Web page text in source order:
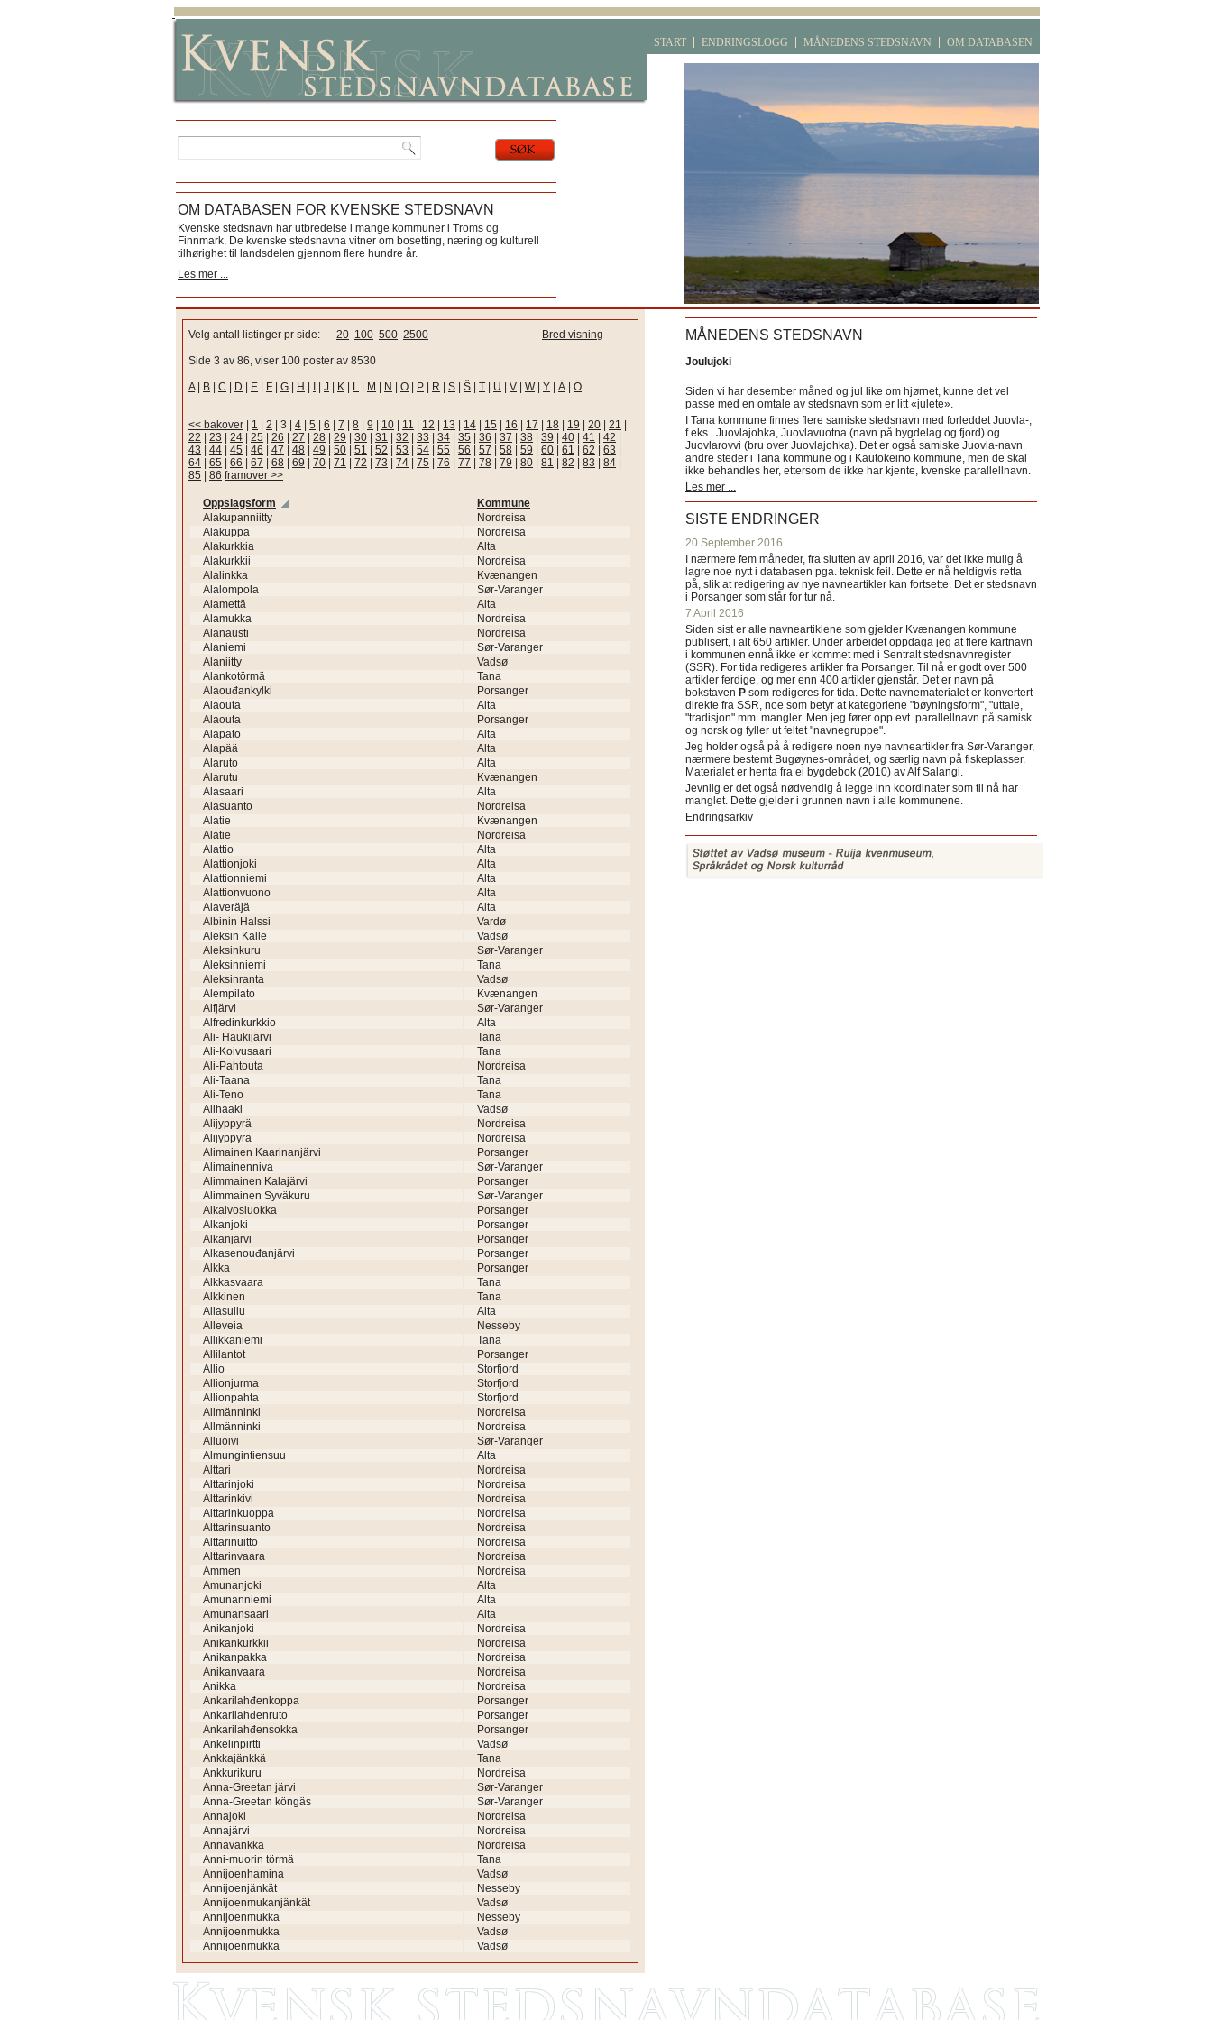
OM DATABASEN FOR KVENSKE STEDSNAVN
Kvenske stedsnavn har utbredelse i mange kommuner i Troms og
Finnmark. De kvenske stedsnavna vitner om bosetting, næring og kulturell
tilhørighet til landsdelen gjennom flere hundre år.
Les mer ...
START ENDRINGSLOGG MÅNEDENS STEDSNAVN OM DATABASEN
Bred visning
Velg antall listinger pr side: 20 100 500 2500
Side 3 av 86, viser 100 poster av 8530
A| B C D E F G H J K L M N O P R S Š T U V W| Y Ä Ö
<< bakover 1 2 3 4 5 6 7 8 9 10 11 12 13 14 15 16 17 18 19 20 21
22
23 24 25 26 27 28 29 30 31 32 33 34 35 36 37 38 39 40 41 42
43
44 45 46 47 48 49 50 51 52 53 54 55 56 57 58 59 60 61 62 63
64
65 66 67 68 69 70 71 72 73 74 75 76 77 78 79 80 81 82 83 84
85
86 framover >>
Oppslagsform
Kommune
Alakupanniitty
Nordreisa
Alakuppa
Nordreisa
Alakurkkia
Alta
Alakurkkii
Nordreisa
Alalinkka
Kvænangen
Alalompola
Sør-Varanger
Alamettä
Alta
Alamukka
Nordreisa
Alanausti
Nordreisa
Alaniemi
Sør-Varanger
Alaniitty
Vadsø
Alankotörmä
Tana
Alaouđankylki
Porsanger
Alaouta
Alta
Alaouta
Porsanger
Alapato
Alta
Alapää
Alta
Alaruto
Alta
Alarutu
Kvænangen
Alasaari
Alta
Alasuanto
Nordreisa
Alatie
Kvænangen
Alatie
Nordreisa
Alattio
Alta
Alattionjoki
Alta
Alattionniemi
Alta
Alattionvuono
Alta
Alaveräjä
Alta
Albinin Halssi
Vardø
Aleksin Kalle
Vadsø
Aleksinkuru
Sør-Varanger
Aleksinniemi
Tana
Aleksinranta
Vadsø
Alempilato
Kvænangen
Alfjärvi
Sør-Varanger
Alfredinkurkkio
Alta
Ali- Haukijärvi
Tana
Ali-Koivusaari
Tana
Ali-Pahtouta
Nordreisa
Ali-Taana
Tana
Ali-Teno
Tana
Alihaaki
Vadsø
Alijyppyrä
Nordreisa
Alijyppyrä
Nordreisa
Alimainen Kaarinanjärvi
Porsanger
Alimainenniva
Sør-Varanger
Alimmainen Kalajärvi
Porsanger
Alimmainen Syväkuru
Sør-Varanger
Alkaivosluokka
Porsanger
Alkanjoki
Porsanger
Alkanjärvi
Porsanger
Alkasenouđanjärvi
Porsanger
Alkka
Porsanger
Alkkasvaara
Tana
Alkkinen
Tana
Allasullu
Alta
Alleveia
Nesseby
Allikkaniemi
Tana
Allilantot
Porsanger
Allio
Storfjord
Allionjurma
Storfjord
Allionpahta
Storfjord
Allmänninki
Nordreisa
Allmänninki
Nordreisa
Alluoivi
Sør-Varanger
Almungintiensuu
Alta
Alttari
Nordreisa
Alttarinjoki
Nordreisa
Alttarinkivi
Nordreisa
Alttarinkuoppa
Nordreisa
Alttarinsuanto
Nordreisa
Alttarinuitto
Nordreisa
Alttarinvaara
Nordreisa
Ammen
Nordreisa
Amunanjoki
Alta
Amunanniemi
Alta
Amunansaari
Alta
Anikanjoki
Nordreisa
Anikankurkkii
Nordreisa
Anikanpakka
Nordreisa
Anikanvaara
Nordreisa
Anikka
Nordreisa
Ankarilahđenkoppa
Porsanger
Ankarilahđenruto
Porsanger
Ankarilahđensokka
Porsanger
Ankelinpirtti
Vadsø
Ankkajänkkä
Tana
Ankkurikuru
Nordreisa
Anna-Greetan järvi
Sør-Varanger
Anna-Greetan köngäs
Sør-Varanger
Annajoki
Nordreisa
Annajärvi
Nordreisa
Annavankka
Nordreisa
Anni-muorin törmä
Tana
Annijoenhamina
Vadsø
Annijoenjänkät
Nesseby
Annijoenmukanjänkät
Vadsø
Annijoenmukka
Nesseby
Annijoenmukka
Vadsø
Annijoenmukka
Vadsø
MÅNEDENS STEDSNAVN
Joulujoki
Siden vi har desember måned og jul like om hjørnet, kunne det vel
passe med en omtale av stedsnavn som er litt «julete».
I Tana kommune finnes flere samiske stedsnavn med forleddet Juovla-,
f.eks. Juovlajohka, Juovlavuotna (navn på bygdelag og fjord) og
Juovlarovvi (bru over Juovlajohka). Det er også samiske Juovla-navn
andre steder i Tana kommune og i Kautokeino kommune, men de skal
ikke behandles her, ettersom de ikke har kjente, kvenske parallellnavn.
Les mer ...
SISTE ENDRINGER
20 September 2016
I nærmere fem måneder, fra slutten av april 2016, var det ikke mulig å
lagre noe nytt i databasen pga. teknisk feil. Dette er nå heldigvis retta
på, slik at redigering av nye navneartikler kan fortsette. Det er stedsnavn
i Porsanger som står for tur nå.
7 April 2016
Siden sist er alle navneartiklene som gjelder Kvænangen kommune
publisert, i alt 650 artikler. Under arbeidet oppdaga jeg at flere kartnavn
i kommunen ennå ikke er kommet med i Sentralt stedsnavnregister
(SSR). For tida redigeres artikler fra Porsanger. Til nå er godt over 500
artikler ferdige, og mer enn 400 artikler gjenstår. Det er navn på
bokstaven P som redigeres for tida. Dette navnematerialet er konvertert
direkte fra SSR, noe som betyr at kategoriene "bøyningsform", "uttale,
"tradisjon" mm. mangler. Men jeg fører opp evt. parallellnavn på samisk
og norsk og fyller ut feltet "navnegruppe".
Jeg holder også på å redigere noen nye navneartikler fra Sør-Varanger,
nærmere bestemt Bugøynes-området, og særlig navn på fiskeplasser.
Materialet er henta fra ei bygdebok (2010) av Alf Salangi.
Jevnlig er det også nødvendig å legge inn koordinater som til nå har
manglet. Dette gjelder i grunnen navn i alle kommunene.
Endringsarkiv